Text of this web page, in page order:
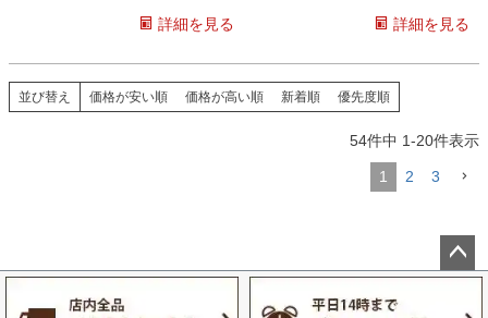
詳細を見る 詳細を見る
並び替え 価格が安い順 価格が高い順 新着順 優先度順
54件中 1-20件表示
1 2 3
ペー